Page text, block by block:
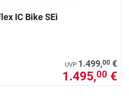
IC Bike SEi
UVP 1.499,00 €
1.495,00 €